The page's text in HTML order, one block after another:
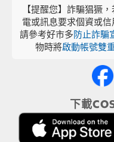
【提醒您】詐騙猖獗
電或訊息要求個資或
請參考好市多防止詐騙
物時將啟動帳號雙
下載